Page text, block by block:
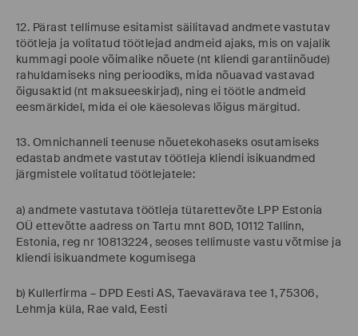
12. Pärast tellimuse esitamist säilitavad andmete vastutav
töötleja ja volitatud töötlejad andmeid ajaks, mis on vajalik
kummagi poole võimalike nõuete (nt kliendi garantiinõude)
rahuldamiseks ning perioodiks, mida nõuavad vastavad
õigusaktid (nt maksueeskirjad), ning ei töötle andmeid
eesmärkidel, mida ei ole käesolevas lõigus märgitud.
13. Omnichanneli teenuse nõuetekohaseks osutamiseks
edastab andmete vastutav töötleja kliendi isikuandmed
järgmistele volitatud töötlejatele:
a) andmete vastutava töötleja tütarettevõte LPP Estonia
OÜ ettevõtte aadress on Tartu mnt 80D, 10112 Tallinn,
Estonia, reg nr 10813224, seoses tellimuste vastu võtmise ja
kliendi isikuandmete kogumisega
b) Kullerfirma – DPD Eesti AS, Taevavärava tee 1, 75306,
Lehmja küla, Rae vald, Eesti